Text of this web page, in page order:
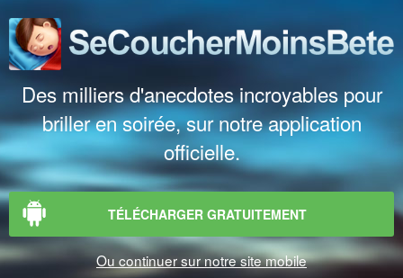
Des milliers d'anecdotes incroyables pour
briller en soirée, sur notre application
officielle.
TÉLÉCHARGER GRATUITEMENT
Ou continuer sur notre site mobile